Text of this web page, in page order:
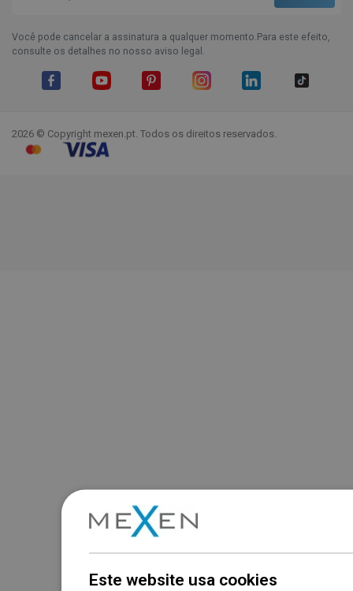
Você pode cancelar a assinatura a qualquer momento.Para este efeito,
consulte os detalhes no nosso aviso legal.
2026 © Copyright mexen.pt. Todos os direitos reservados.
Este website usa cookies